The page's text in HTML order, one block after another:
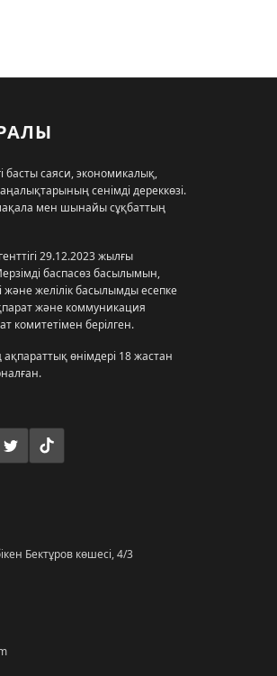
басты саяси, экономикалық,
сенімді дереккөзі.
мен шынайы сұқбаттың
29.12.2023 жылғы
баспасөз басылымын,
және желілік басылымды есепке
және коммуникация
комитетімен берілген.
ақпараттық өнімдері 18 жастан
Бектұров көшесі, 4/3